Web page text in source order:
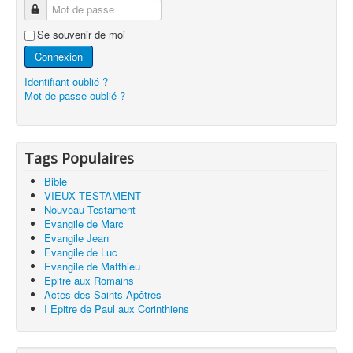
Mot de passe
Se souvenir de moi
Connexion
Identifiant oublié ?
Mot de passe oublié ?
Tags Populaires
Bible
VIEUX TESTAMENT
Nouveau Testament
Evangile de Marc
Evangile Jean
Evangile de Luc
Evangile de Matthieu
Epitre aux Romains
Actes des Saints Apôtres
I Epitre de Paul aux Corinthiens